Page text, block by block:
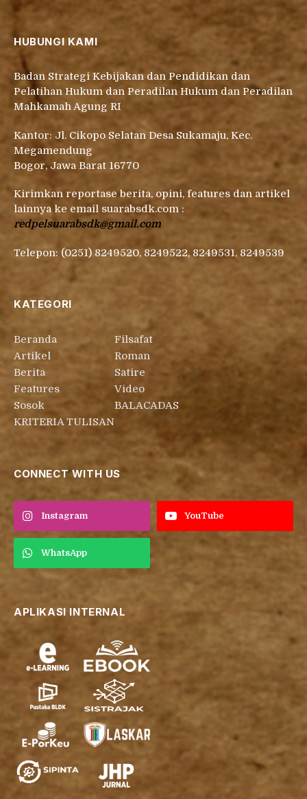
HUBUNGI KAMI
Badan Strategi Kebijakan dan Pendidikan dan
Pelatihan Hukum dan Peradilan Hukum dan Peradilan
Mahkamah Agung RI
Kantor: Jl. Cikopo Selatan Desa Sukamaju, Kec.
Megamendung
Bogor, Jawa Barat 16770
Kirimkan reportase berita, opini, features dan artikel
lainnya ke email suarabsdk.com :
redpelsuarabsdk@gmail.com
Telepon: (0251) 8249520, 8249522, 8249531, 8249539
KATEGORI
Beranda
Artikel
Berita
Features
Sosok
KRITERIA TULISAN
Filsafat
Roman
Satire
Video
BALACADAS
CONNECT WITH US
Instagram YouTube
WhatsApp
APLIKASI INTERNAL